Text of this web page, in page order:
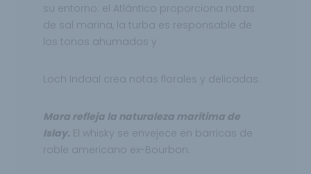
su entorno: el Atlántico proporciona notas
de sal marina, la turba es responsable de
los tonos ahumados y
Loch Indaal crea notas florales y delicadas.
Mara refleja la naturaleza marítima de
Islay. El whisky se envejece en barricas de
roble americano ex-Bourbon.